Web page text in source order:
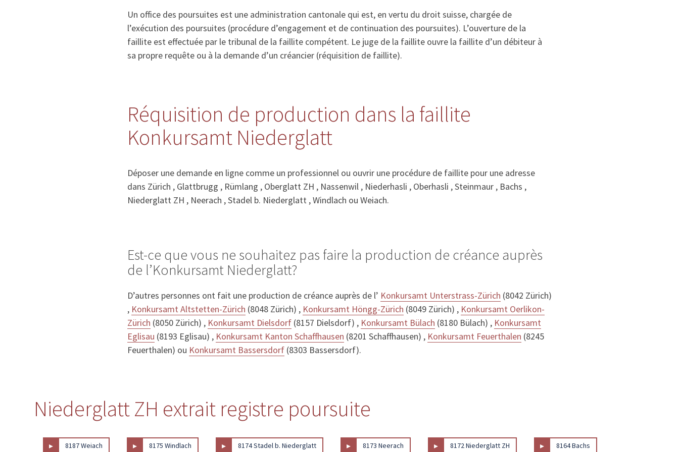
Un office des poursuites est une administration cantonale qui est, en vertu du droit suisse, chargée de
l’exécution des poursuites (procédure d’engagement et de continuation des poursuites). L’ouverture de la
faillite est effectuée par le tribunal de la faillite compétent. Le juge de la faillite ouvre la faillite d’un débiteur à
sa propre requête ou à la demande d’un créancier (réquisition de faillite).
Réquisition de production dans la faillite
Konkursamt Niederglatt
Déposer une demande en ligne comme un professionnel ou ouvrir une procédure de faillite pour une adresse
dans Zürich , Glattbrugg , Rümlang , Oberglatt ZH , Nassenwil , Niederhasli , Oberhasli , Steinmaur , Bachs ,
Niederglatt ZH , Neerach , Stadel b. Niederglatt , Windlach ou Weiach.
Est-ce que vous ne souhaitez pas faire la production de créance auprès
de l’Konkursamt Niederglatt?
D’autres personnes ont fait une production de créance auprès de l’ Konkursamt Unterstrass-Zürich (8042 Zürich)
, Konkursamt Altstetten-Zürich (8048 Zürich) , Konkursamt Höngg-Zürich (8049 Zürich) , Konkursamt Oerlikon-
Zürich (8050 Zürich) , Konkursamt Dielsdorf (8157 Dielsdorf) , Konkursamt Bülach (8180 Bülach) , Konkursamt
Eglisau (8193 Eglisau) , Konkursamt Kanton Schaffhausen (8201 Schaffhausen) , Konkursamt Feuerthalen (8245
Feuerthalen) ou Konkursamt Bassersdorf (8303 Bassersdorf).
Niederglatt ZH extrait registre poursuite
▸ 8187 Weiach ▸ 8175 Windlach ▸ 8174 Stadel b. Niederglatt ▸ 8173 Neerach ▸ 8172 Niederglatt ZH ▸ 8164 Bachs